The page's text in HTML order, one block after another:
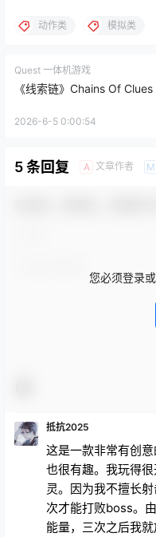
动作类 模拟类
Quest 一体机游戏
《线索链》Chains Of Clues
2026-6-5 0:00:54
5 条回复 A 文章作者 M
您必须登录
抵抗2025
这是一款非常有创
也很有趣。我玩得
灵。因为我不擅长
次才能打败boss。
能量，三次之后我